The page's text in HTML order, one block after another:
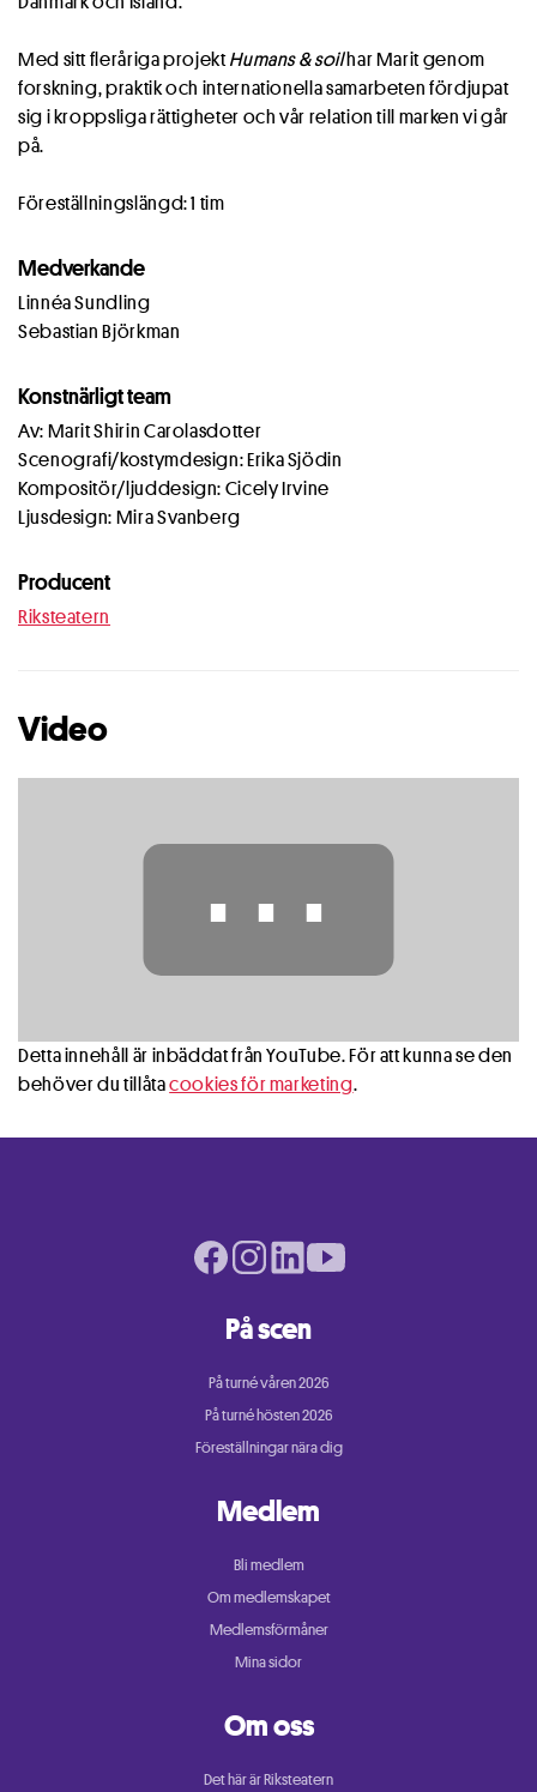
Med sitt fleråriga projektHumans & soilhar Marit genom
forskning, praktik och internationella samarbeten fördjupat
sig i kroppsliga rättigheter och vår relation till marken vi går
på.
Föreställningslängd: 1 tim
Medverkande
Linnéa Sundling
Sebastian Björkman
Konstnärligt team
Av: Marit Shirin Carolasdotter
Scenografi/kostymdesign: Erika Sjödin
Kompositör/ljuddesign: Cicely Irvine
Ljusdesign: Mira Svanberg
Producent
Riksteatern
Video
⋯
Detta innehåll är inbäddat från YouTube. För att kunna se den
behöver du tillåtacookies för marketing.
På scen
På turné våren 2026
På turné hösten 2026
Föreställningar nära dig
Medlem
Bli medlem
Om medlemskapet
Medlemsförmåner
Mina sidor
Om oss
Det här är Riksteatern
Facebook page
Instagram page
LinkedIn pageYoutube page